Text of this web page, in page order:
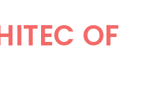
OF